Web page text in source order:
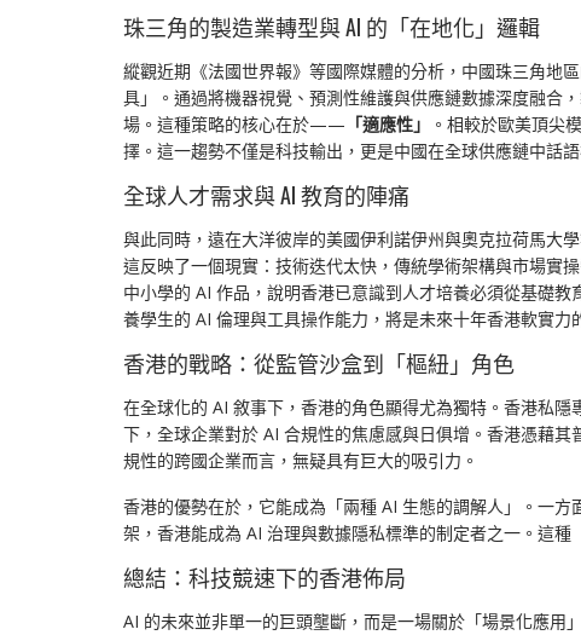
珠三角的製造業轉型與 AI 的「在地化」邏輯
縱觀近期《法國世界報》等國際媒體的分析，中國珠三角地
具」。通過將機器視覺、預測性維護與供應鏈數據深度融合
場。這種策略的核心在於—— 「適應性」
。相較於歐美頂尖
擇。這一趨勢不僅是科技輸出，更是中國在全球供應鏈中話語
全球人才需求與 AI 教育的陣痛
與此同時，遠在大洋彼岸的美國伊利諾伊州與奧克拉荷馬大
這反映了一個現實：技術迭代太快，傳統學術架構與市場實
中小學的 AI 作品，說明香港已意識到人才培養必須從基礎
養學生的 AI 倫理與工具操作能力，將是未來十年香港軟實力
香港的戰略：從監管沙盒到「樞紐」角色
在全球化的 AI 敘事下，香港的角色顯得尤為獨特。香港私
下，全球企業對於 AI 合規性的焦慮感與日俱增。香港憑藉
規性的跨國企業而言，無疑具有巨大的吸引力。
香港的優勢在於，它能成為「兩種 AI 生態的調解人」。一
架，香港能成為 AI 治理與數據隱私標準的制定者之一。這
總結：科技競速下的香港佈局
AI 的未來並非單一的巨頭壟斷，而是一場關於「場景化應